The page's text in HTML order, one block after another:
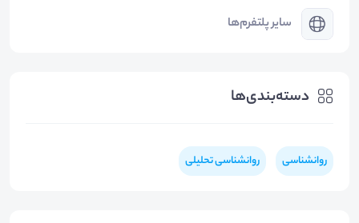
سایر پلتفرم‌ها
دسته‌بندی‌ها
روانشناسی روانشناسی تحلیلی